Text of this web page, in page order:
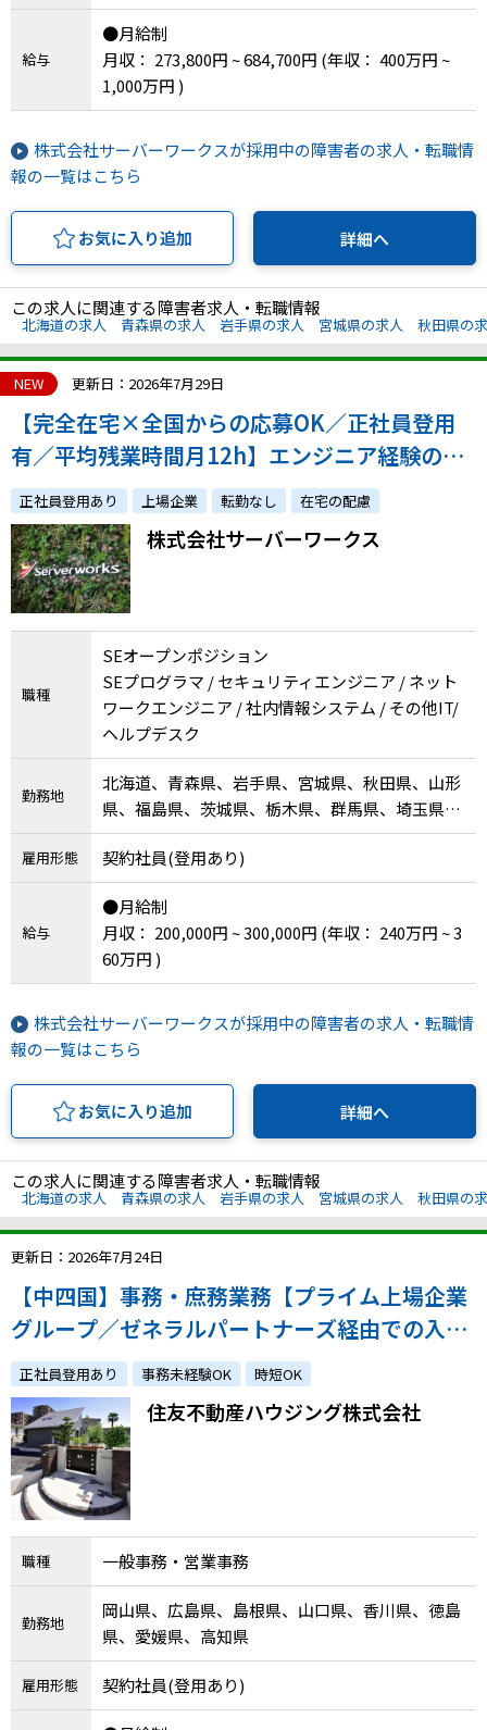
県、愛知県、三重県、滋賀県、京都府、大阪府、
兵庫県、奈良県、和歌山県、鳥取県、島根県、岡
山県、広島県、山口県、徳島県、香川県、愛媛
県、高知県、福岡県、佐賀県、長崎県、熊本県、
大分県、宮崎県、鹿児島県、沖縄県、その他
給与
●月給制
月収： 273,800円 ~ 684,700円 (年収： 400万円 ~
1,000万円 )
株式会社サーバーワークスが採用中の障害者の求人・転職情
報の一覧はこちら
お気に入り追加 詳細へ
この求人に関連する障害者求人・転職情報
北海道の求人 青森県の求人 岩手県の求人 宮城県の求人 秋田県の
NEW 更新日：2026年7月29日
【完全在宅×全国からの応募OK／正社員登用
有／平均残業時間月12h】エンジニア経験のあ
る方を幅広く募集！経験スキルに合ったポジシ
ョンを提案します
正社員登用あり 上場企業 転勤なし 在宅の配慮
株式会社サーバーワークス
職種
SEオープンポジション
SEプログラマ / セキュリティエンジニア / ネット
ワークエンジニア / 社内情報システム / その他IT/
ヘルプデスク
勤務地
北海道、青森県、岩手県、宮城県、秋田県、山形
県、福島県、茨城県、栃木県、群馬県、埼玉県、
千葉県、東京都、神奈川県、新潟県、富山県、石
川県、福井県、山梨県、長野県、岐阜県、静岡
県、愛知県、三重県、滋賀県、京都府、大阪府、
兵庫県、奈良県、和歌山県、鳥取県、島根県、岡
山県、広島県、山口県、徳島県、香川県、愛媛
県、高知県、福岡県、佐賀県、長崎県、熊本県、
大分県、宮崎県、鹿児島県、沖縄県、その他
雇用形態 契約社員(登用あり)
給与
●月給制
月収： 200,000円 ~ 300,000円 (年収： 240万円 ~ 3
60万円 )
株式会社サーバーワークスが採用中の障害者の求人・転職情
報の一覧はこちら
お気に入り追加 詳細へ
この求人に関連する障害者求人・転職情報
北海道の求人 青森県の求人 岩手県の求人 宮城県の求人 秋田県の
更新日：2026年7月24日
【中四国】事務・庶務業務【プライム上場企業
グループ／ゼネラルパートナーズ経由での入社
実績多数／事務未経験の方も歓迎！特別なスキ
ルは不要！】
正社員登用あり 事務未経験OK 時短OK
住友不動産ハウジング株式会社
職種 一般事務・営業事務
勤務地
岡山県、広島県、島根県、山口県、香川県、徳島
県、愛媛県、高知県
雇用形態 契約社員(登用あり)